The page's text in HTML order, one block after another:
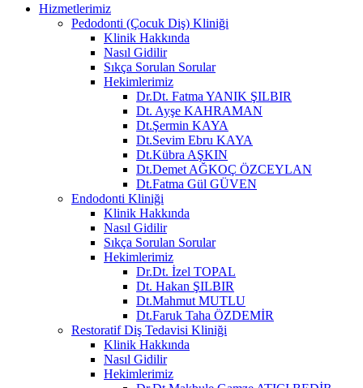
Hizmetlerimiz
Pedodonti (Çocuk Diş) Kliniği
Klinik Hakkında
Nasıl Gidilir
Sıkça Sorulan Sorular
Hekimlerimiz
Dr.Dt. Fatma YANIK ŞILBIR
Dt. Ayşe KAHRAMAN
Dt.Şermin KAYA
Dt.Sevim Ebru KAYA
Dt.Kübra AŞKIN
Dt.Demet AĞKOÇ ÖZCEYLAN
Dt.Fatma Gül GÜVEN
Endodonti Kliniği
Klinik Hakkında
Nasıl Gidilir
Sıkça Sorulan Sorular
Hekimlerimiz
Dr.Dt. İzel TOPAL
Dt. Hakan ŞILBIR
Dt.Mahmut MUTLU
Dt.Faruk Taha ÖZDEMİR
Restoratif Diş Tedavisi Kliniği
Klinik Hakkında
Nasıl Gidilir
Hekimlerimiz